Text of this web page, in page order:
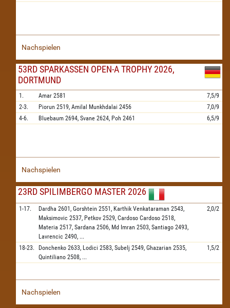
Nachspielen
53RD SPARKASSEN OPEN-A TROPHY 2026,
DORTMUND
1. Amar 2581
7,5/9
2-3.
Piorun 2519, Amilal Munkhdalai 2456
7,0/9
4-6.
Bluebaum 2694, Svane 2624, Poh 2461 6,5/9
Nachspielen
23RD SPILIMBERGO MASTER 2026
1-17. Dardha 2601, Gorshtein 2551, Karthik Venkataraman 2543,
Maksimovic 2537, Petkov 2529, Cardoso Cardoso 2518,
Materia 2517, Sardana 2506, Md Imran 2503, Santiago 2493,
Lavrencic 2490, ...
2,0/2
18-23. Donchenko 2633, Lodici 2583, Subelj 2549, Ghazarian 2535,
Quintiliano 2508, ...
1,5/2
Nachspielen